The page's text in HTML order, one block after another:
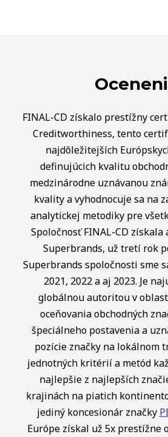
FINAL-CD získalo prestížny
Creditworthiness, tento
najdôležitejších
definujúcich kvalitu
medzinárodne uznávanou
kvality a vyhodnocuje sa na
analytickej metodiky pre
Spoločnosť FINAL-CD
Superbrands, už tretí rok
Superbrands spoločnosti sme
2021, 2022 a aj 2023. Je
globálnou autoritou v
oceňovania obchodných
špeciálneho postavenia a
pozície značky na lokálnom
jednotných kritérií a metód
najlepšie z najlepších
krajinách na piatich
jediný koncesionár značky
Európe získal už 5x prestížne